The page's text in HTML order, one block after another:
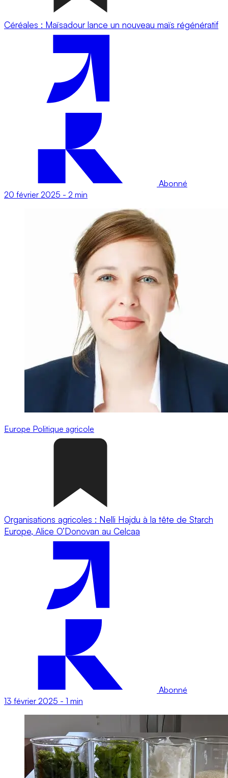
Céréales : Maïsadour lance un nouveau maïs régénératif
Abonné
20 février 2025 - 2 min
Europe Politique agricole
Organisations agricoles : Nelli Hajdu à la tête de Starch
Europe, Alice O’Donovan au Celcaa
Abonné
13 février 2025 - 1 min